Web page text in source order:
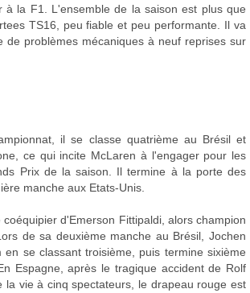
à la F1. L'ensemble de la saison est plus que
TS16, peu fiable et peu performante. Il va
de problèmes mécaniques à neuf reprises sur
il se classe quatrième au Brésil et
ce qui incite McLaren à l'engager pour les
Prix de la saison. Il termine à la porte des
manche aux Etats-Unis.
d'Emerson Fittipaldi, alors champion
de sa deuxième manche au Brésil, Jochen
en se classant troisième, puis termine sixième
Espagne, après le tragique accident de Rolf
la vie à cinq spectateurs, le drapeau rouge est